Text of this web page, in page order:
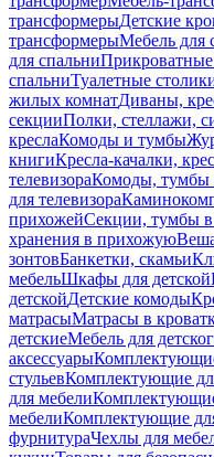
трансформерыДетские
трансформерыМебель для
для спальни
спальниТуалетные
жилых комнатДиваны,
секцииПолки, стеллажи,
креслаКомоды и тумбы
книгиКресла-качалки,
телевизораКомоды, тумбы
для телевизора
прихожейСекции, тумбы
хранения в прихожую
зонтовБанкетки, скамьи
мебельШкафы для детской
детскойДетские комоды
матрасыМатрасы в
детскиеМебель для
аксессуары
стульевКомплектующие
для мебели
мебелиКомплектующие
фурнитураЧехлы для